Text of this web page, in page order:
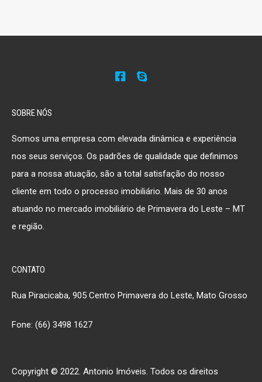
SOBRE NÓS
Somos uma empresa com elevada dinâmica e experiência
nos seus serviços. Os padrões de qualidade que definimos
para a nossa atuação, são a total satisfação do nosso
cliente em todo o processo imobiliário. Mais de 30 anos
atuando no mercado imobiliário de Primavera do Leste – MT
e região.
CONTATO
Rua Piracicaba, 905 Centro Primavera do Leste, Mato Grosso
Fone: (66) 3498 1627
Copyright © 2022. Antonio Imóveis. Todos os direitos